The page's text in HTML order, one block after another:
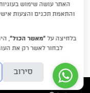
לימודי
האתר עושה שימוש
והתאמת תכנים והצעות
בלחיצה על “מאשר הכול”,
לבחור לאשר רק את
סירוב